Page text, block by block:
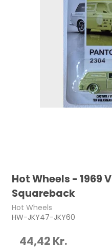
Hot Wheels - 1969
Squareback
Hot Wheels
HW-JKY47-JKY60
44,42 Kr.